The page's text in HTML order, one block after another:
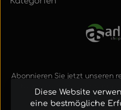
Abonnieren Sie jetzt unseren
Newsletter, um rechtzeitig
Angebote
Diese Website
eine bestmögliche